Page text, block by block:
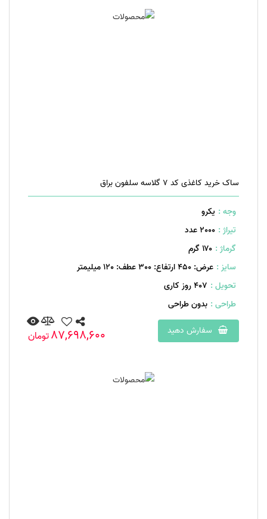
ساک خرید کاغذی کد 7 گلاسه سلفون براق
وجه : یکرو
تیراژ : 2000 عدد
گرماژ : ۱۷۰ گرم
سایز : عرض: 450 ارتفاع: 300 عطف: 120 میلیمتر
تحویل : 407 روز کاری
طراحی : بدون طراحی
سفارش دهید
87,698,600تومان